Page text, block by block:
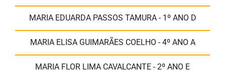
MARIA EDUARDA PASSOS TAMURA - 1º ANO D
MARIA ELISA GUIMARÃES COELHO - 4º ANO A
MARIA FLOR LIMA CAVALCANTE - 2º ANO E